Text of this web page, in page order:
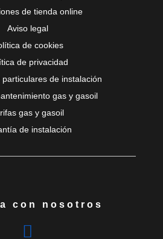
de tienda online
Aviso legal
de cookies
de privacidad
particulares de instalación
gas y gasoil
gas y gasoil
de instalación
con nosotros
